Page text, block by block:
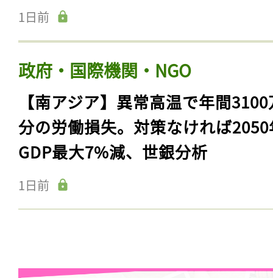
1日前
政府・国際機関・NGO
【南アジア】異常高温で年間
分の労働損失。対策なければ
GDP最大7%減、世銀分析
1日前